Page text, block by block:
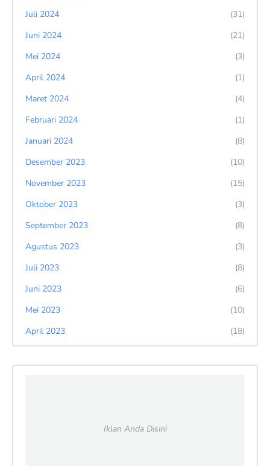
Juli 2024
(31)
Juni 2024
(21)
Mei 2024
(3)
April 2024
(1)
Maret 2024
(4)
Februari 2024
(1)
Januari 2024
(8)
Desember 2023
(10)
November 2023
(15)
Oktober 2023
(3)
September 2023
(8)
Agustus 2023
(3)
Juli 2023
(8)
Juni 2023
(6)
Mei 2023
(10)
April 2023
(18)
Iklan Anda Disini